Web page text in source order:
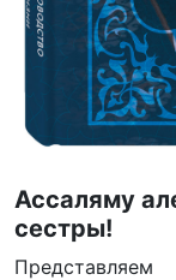
Ассаляму
сестры!